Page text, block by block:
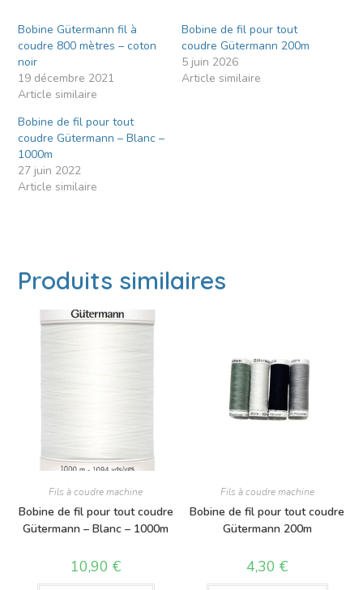
Bobine Gütermann fil à
coudre 800 mètres – coton
noir
19 décembre 2021
Article similaire
Bobine de fil pour tout
coudre Gütermann 200m
5 juin 2026
Article similaire
Bobine de fil pour tout
coudre Gütermann – Blanc –
1000m
27 juin 2022
Article similaire
Produits similaires
Fils à coudre machine
Bobine de fil pour tout coudre
Gütermann – Blanc – 1000m
10,90€
Fils à coudre machine
Bobine de fil pour tout coudre
Gütermann 200m
4,30€